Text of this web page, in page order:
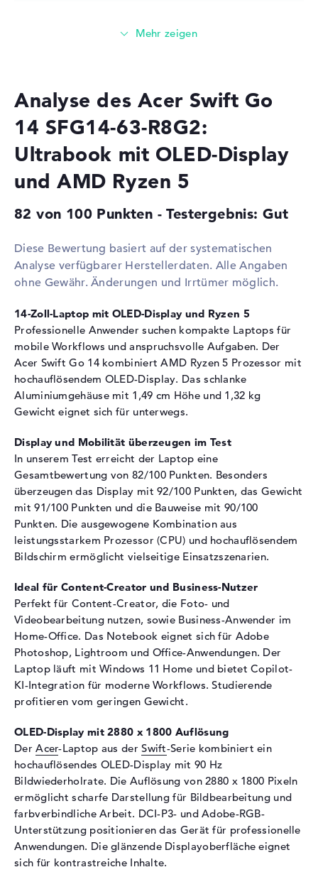
AMD Ryzen 5 8645HS / 4,3
Technologie
Cache
6 - 16 MB (L2/L3-Cache)
Grafikkarte
Grafikprozessor
AMD Radeon 760M
RAM
1. Steckplatz
16 GB
Technologie
LPDDR5X
Festplatte
Schnittstelle
PCIe
Optische Speicher
Laufwerks-Typ
ohne Laufwerk
Display
Display-Typ
14" TFT
Max. Auflösung
2880 x 1800
Bildwiederholrate
90 Hz
Besonderheiten
Display, glänzend, OLED-
Display, Adobe RGB, DCI-P3
Kartenleser
Unterstützte Flash-
Speicherkarten
microSD
Soundkarte
DTS X: Ultra Audio
Webcam
Sensorauflösung
3,7 MP
Eingabegeräte
Eingabegeräte
Multi-Touch-Trackpad,
Tastatur
Beleuchtet (hintergrund)
Netzwerk
WLAN
802.11a, 802.11ac, 802.11ax,
802.11b, 802.11g, 802.11n
Bluetooth
5.3
Erweiterung / Konnektivität
Schnittstellen
2 x USB 3.2 - Typ A, 2 x USB
Analyse des Acer Swift Go
14 SFG14-63-R8G2:
Ultrabook mit OLED-Display
und AMD Ryzen 5
82 von 100 Punkten - Testergebnis: Gut
Diese Bewertung basiert auf der systematischen
Analyse verfügbarer Herstellerdaten. Alle Angaben
ohne Gewähr. Änderungen und Irrtümer möglich.
14-Zoll-Laptop mit OLED-Display und Ryzen 5
Professionelle Anwender suchen kompakte Laptops für
mobile Workflows und anspruchsvolle Aufgaben. Der
Acer Swift Go 14 kombiniert AMD Ryzen 5 Prozessor mit
hochauflösendem OLED-Display. Das schlanke
Aluminiumgehäuse mit 1,49 cm Höhe und 1,32 kg
Gewicht eignet sich für unterwegs.
Display und Mobilität überzeugen im Test
In unserem Test erreicht der Laptop eine
Gesamtbewertung von 82/100 Punkten. Besonders
überzeugen das Display mit 92/100 Punkten, das Gewicht
mit 91/100 Punkten und die Bauweise mit 90/100
Punkten. Die ausgewogene Kombination aus
leistungsstarkem Prozessor (CPU) und hochauflösendem
Bildschirm ermöglicht vielseitige Einsatzszenarien.
Ideal für Content-Creator und Business-Nutzer
Perfekt für Content-Creator, die Foto- und
Videobearbeitung nutzen, sowie Business-Anwender im
Home-Office. Das Notebook eignet sich für Adobe
Photoshop, Lightroom und Office-Anwendungen. Der
Laptop läuft mit Windows 11 Home und bietet Copilot-
KI-Integration für moderne Workflows. Studierende
profitieren vom geringen Gewicht.
OLED-Display mit 2880 x 1800 Auflösung
DerAcer-Laptop aus derSwift-Serie kombiniert ein
hochauflösendes OLED-Display mit 90 Hz
Bildwiederholrate. Die Auflösung von 2880 x 1800 Pixeln
ermöglicht scharfe Darstellung für Bildbearbeitung und
farbverbindliche Arbeit. DCI-P3- und Adobe-RGB-
Unterstützung positionieren das Gerät für professionelle
Anwendungen. Die glänzende Displayoberfläche eignet
sich für kontrastreiche Inhalte.